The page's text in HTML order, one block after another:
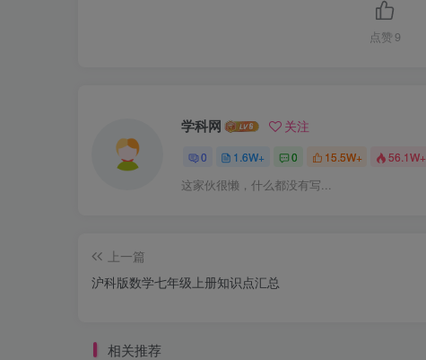
点赞 9
学科网 关注
0 1.6W+ 0 15.5W+ 56.1W+
这家伙很懒，什么都没有写...
上一篇
沪科版数学七年级上册知识点汇总
相关推荐